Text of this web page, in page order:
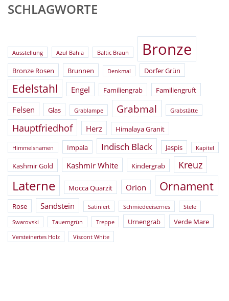
SCHLAGWORTE
Ausstellung Azul Bahia Baltic Braun Bronze
Bronze Rosen Brunnen Denkmal Dorfer Grün
Edelstahl Engel Familiengrab Familiengruft
Felsen Glas Grablampe Grabmal Grabstätte
Hauptfriedhof Herz Himalaya Granit
Himmelsnamen Impala Indisch Black Jaspis Kapitel
Kashmir Gold Kashmir White Kindergrab Kreuz
Laterne Mocca Quarzit Orion Ornament
Rose Sandstein Satiniert Schmiedeeisernes Stele
Swarovski Tauerngrün Treppe Urnengrab Verde Mare
Versteinertes Holz Viscont White